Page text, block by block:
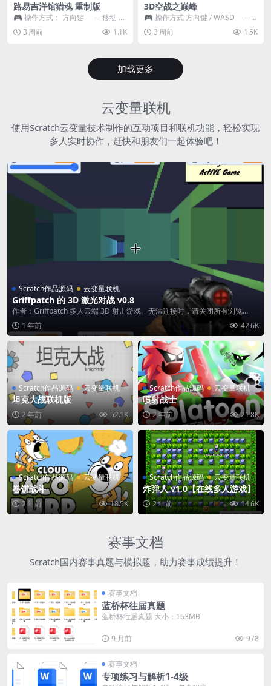
路易吉洋馆猎魂 重制版
🎮 操作方式： 方向键 —— 移动 &
跳跃 空格 —— 打开宝箱 将你...
3 周前 1.1K
3D空战之巅峰
🎮 操作方式 方向键 / WASD ——
移动 Z / K —— 射击 / 攻击...
3 周前 1.5K
加载更多
云变量联机
使用Scratch云变量技术制作的互动项目和联机功能，轻松实现
多人实时协作，赶快和朋友们一起体验吧！
Scratch作品源码 云变量联机
Griffpatch 的 3D 激光对战 v0.8
作者：Griffpatch 多人云端 3D 射击游戏。无法连接时，请关闭所有浏览...
1 年前
42.6K
Scratch作品源码 云变量联机
坦克大战联机版
2 年前 52.1K
Scratch作品源码 云变量联机
喷射战士
2 年前 21.8K
Scratch作品源码 云变量联机
卷饼战斗
2 年前 18.5K
Scratch作品源码 云变量联机
炸弹人 v1.0【在线多人游戏】
2 年前 14.6K
赛事文档
Scratch国内赛事真题与模拟题，助力赛事成绩提升！
赛事文档
蓝桥杯往届真题
蓝桥杯往届真题 大小：163MB
9 月前 978
赛事文档
专项练习与解析1-4级